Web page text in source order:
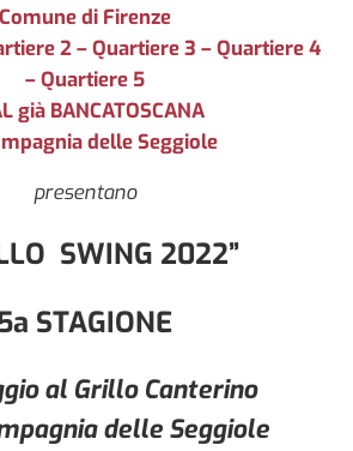
Comune di Firenze
2 – Quartiere 3 – Quartiere 4
– Quartiere 5
già BANCATOSCANA
delle Seggiole
presentano
SWING 2022”
STAGIONE
al Grillo Canterino
delle Seggiole